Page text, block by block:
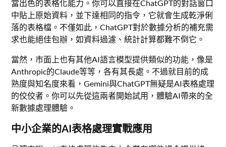
當出色的表格化能力。你可以直接在ChatGPT的對話窗口
中貼上原始資料，並下達相同的指令，它就會生成乾淨俐
落的表格檔。不僅如此，ChatGPT對於數據分析的補充需
求也能絕佳包辦，如資料過濾、統計計算都難不倒它。
當然，市面上也有其他AI語言模型提供類似的功能，像是
Anthropic的Claude等等，各有其長處。不過就目前的成
熟度與知名度來看，Gemini與ChatGPT無疑是AI表格處理
的佼佼者。你可以先從這兩者開始試用，體驗AI帶來的全
新數據處理體驗。
中小企業的AI表格處理實戰應用